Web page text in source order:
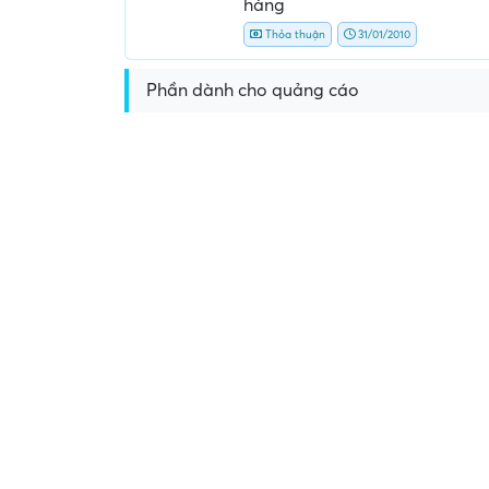
hàng
Thỏa thuận 31/01/2010
Phần dành cho quảng cáo